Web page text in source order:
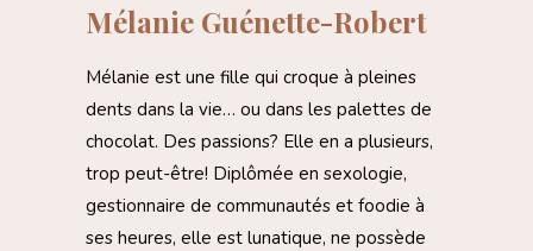
Mélanie Guénette-Robert
Mélanie est une fille qui croque à pleines
dents dans la vie… ou dans les palettes de
chocolat. Des passions? Elle en a plusieurs,
trop peut-être! Diplômée en sexologie,
gestionnaire de communautés et foodie à
ses heures, elle est lunatique, ne possède